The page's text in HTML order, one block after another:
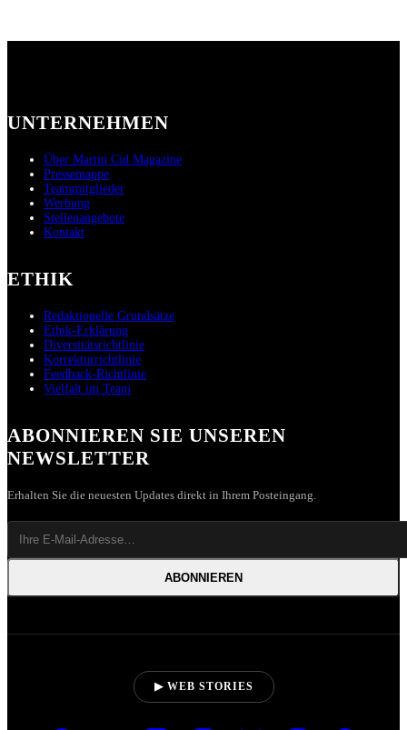
UNTERNEHMEN
Über Martin Cid Magazine
Pressemappe
Teammitglieder
Werbung
Stellenangebote
Kontakt
ETHIK
Redaktionelle Grundsätze
Ethik-Erklärung
Diversitätsrichtlinie
Korrekturrichtlinie
Feedback-Richtlinie
Vielfalt im Team
ABONNIEREN SIE UNSEREN
NEWSLETTER
Erhalten Sie die neuesten Updates direkt in Ihrem Posteingang.
ABONNIEREN
▶ WEB STORIES